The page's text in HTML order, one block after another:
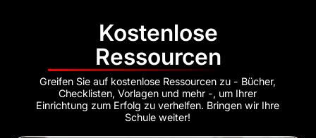
Kostenlose
Ressourcen
Greifen Sie auf kostenlose Ressourcen zu - Bücher,
Checklisten, Vorlagen und mehr -, um Ihrer
Einrichtung zum Erfolg zu verhelfen. Bringen wir Ihre
Schule weiter!